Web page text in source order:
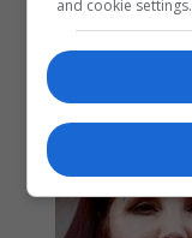
and cookie settings.